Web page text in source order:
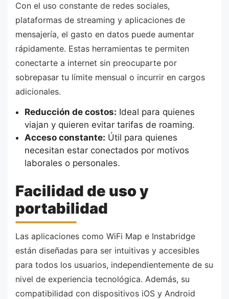
Con el uso constante de redes sociales,
plataformas de streaming y aplicaciones de
mensajería, el gasto en datos puede aumentar
rápidamente. Estas herramientas te permiten
conectarte a internet sin preocuparte por
sobrepasar tu límite mensual o incurrir en cargos
adicionales.
Reducción de costos: Ideal para quienes
viajan y quieren evitar tarifas de roaming.
Acceso constante: Útil para quienes
necesitan estar conectados por motivos
laborales o personales.
Facilidad de uso y
portabilidad
Las aplicaciones como WiFi Map e Instabridge
están diseñadas para ser intuitivas y accesibles
para todos los usuarios, independientemente de su
nivel de experiencia tecnológica. Además, su
compatibilidad con dispositivos iOS y Android